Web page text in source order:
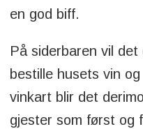
en god biff.
På siderbaren vil
bestille husets vin
vinkart blir det
gjester som først og